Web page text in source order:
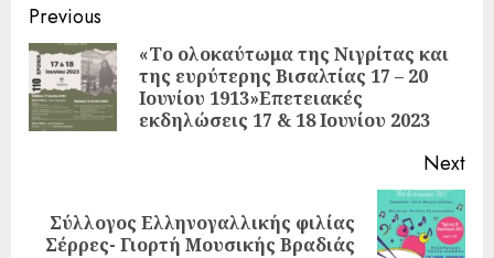
Previous
«Το ολοκαύτωμα της Νιγρίτας και
της ευρύτερης Βισαλτίας 17 – 20
Ιουνίου 1913»Επετειακές
εκδηλώσεις 17 & 18 Ιουνίου 2023
Next
Σύλλογος Ελληνογαλλικής φιλίας
Σέρρες- Γιορτή Μουσικής Βραδιάς